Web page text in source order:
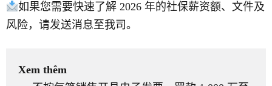
如果您需要快速了解 2026 年的社保薪资额、文件及
风险，请发送消息至我司。
Xem thêm